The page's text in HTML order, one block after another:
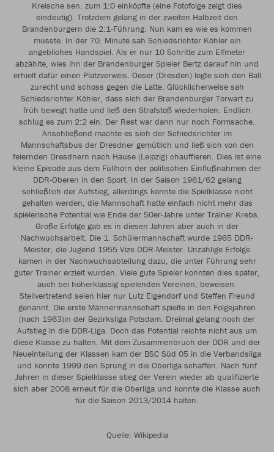
Kreische sen. zum 1:0 einköpfte (eine Fotofolge zeigt dies
eindeutig). Trotzdem gelang in der zweiten Halbzeit den
Brandenburgern die 2:1-Führung. Nun kam es wie es kommen
musste. In der 70. Minute sah Schiedsrichter Köhler ein
angebliches Handspiel. Als er nur 10 Schritte zum Elfmeter
abzählte, wies ihn der Brandenburger Spieler Bertz darauf hin und
erhielt dafür einen Platzverweis. Oeser (Dresden) legte sich den Ball
zurecht und schoss gegen die Latte. Glücklicherweise sah
Schiedsrichter Köhler, dass sich der Brandenburger Torwart zu
früh bewegt hatte und ließ den Strafstoß wiederholen. Endlich
schlug es zum 2:2 ein. Der Rest war dann nur noch Formsache.
Anschließend machte es sich der Schiedsrichter im
Mannschaftsbus der Dresdner gemütlich und ließ sich von den
feiernden Dresdnern nach Hause (Leipzig) chauffieren. Dies ist eine
kleine Episode aus dem Füllhorn der politischen Einflußnahmen der
DDR-Oberen in den Sport. In der Saison 1961/62 gelang
schließlich der Aufstieg, allerdings konnte die Spielklasse nicht
gehalten werden, die Mannschaft hatte einfach nicht mehr das
spielerische Potential wie Ende der 50er-Jahre unter Trainer Krebs.
Große Erfolge gab es in diesen Jahren aber auch in der
Nachwuchsarbeit. Die 1. Schülermannschaft wurde 1965 DDR-
Meister, die Jugend 1955 Vize DDR-Meister. Unzählige Erfolge
kamen in der Nachwuchsabteilung dazu, die unter Führung sehr
guter Trainer erzielt wurden. Viele gute Spieler konnten dies später,
auch bei höherklassig spielenden Vereinen, beweisen.
Stellvertretend seien hier nur Lutz Eigendorf und Steffen Freund
genannt. Die erste Männermannschaft spielte in den Folgejahren
(nach 1963)in der Bezirksliga Potsdam. Dreimal gelang noch der
Aufstieg in die DDR-Liga. Doch das Potential reichte nicht aus um
diese Klasse zu halten. Mit dem Zusammenbruch der DDR und der
Neueinteilung der Klassen kam der BSC Süd 05 in die Verbandsliga
und konnte 1999 den Sprung in die Oberliga schaffen. Nach fünf
Jahren in dieser Spielklasse stieg der Verein wieder ab qualifizierte
sich aber 2008 erneut für die Oberliga und konnte die Klasse auch
für die Saison 2013/2014 halten.
Quelle: Wikipedia